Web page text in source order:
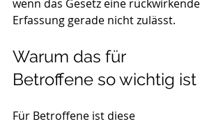
wenn das Gesetz eine rückwirkende
Erfassung gerade nicht zulässt.
Warum das für
Betroffene so wichtig ist
Für Betroffene ist diese